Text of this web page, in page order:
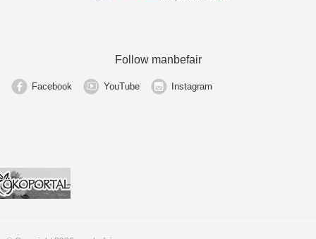
Follow manbefair
Facebook YouTube Instagram